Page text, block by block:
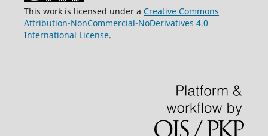
This work is licensed under a Creative Commons
Attribution-NonCommercial-NoDerivatives 4.0
International License.